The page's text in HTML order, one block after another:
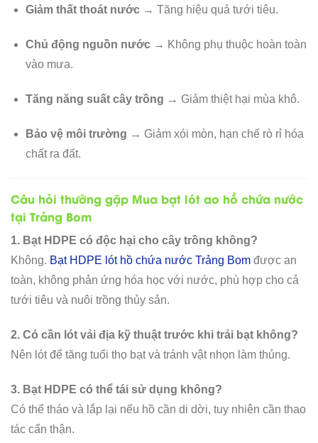
Giảm thất thoát nước→ Tăng hiệu quả tưới tiêu.
Chủ động nguồn nước→ Không phụ thuộc hoàn toàn
vào mưa.
Tăng năng suất cây trồng → Giảm thiệt hại mùa khô.
Bảo vệ môi trường → Giảm xói mòn, hạn chế rò rỉ hóa
chất ra đất.
Câu hỏi thường gặp Mua bạt lót ao hồ chứa nước
tại Trảng Bom
1. Bạt HDPE có độc hại cho cây trồng không?
Không. Bạt HDPE lót hồ chứa nước Trảng Bom được an
toàn, không phản ứng hóa học với nước, phù hợp cho cả
tưới tiêu và nuôi trồng thủy sản.
2. Có cần lót vải địa kỹ thuật trước khi trải bạt không?
Nên lót để tăng tuổi thọ bạt và tránh vật nhọn làm thủng.
3. Bạt HDPE có thể tái sử dụng không?
Có thể tháo và lắp lại nếu hồ cần di dời, tuy nhiên cần thao
tác cẩn thận.